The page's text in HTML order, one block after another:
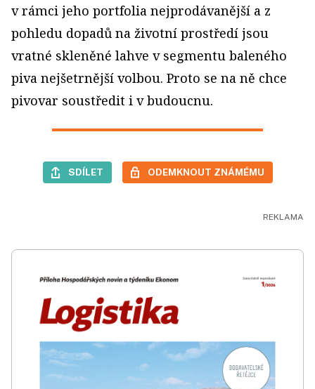
v rámci jeho portfolia nejprodávanější a z
pohledu dopadů na životní prostředí jsou
vratné skleněné lahve v segmentu baleného
piva nejšetrnější volbou. Proto se na ně chce
pivovar soustředit i v budoucnu.
SDÍLET ODEMKNOUT ZNÁMÉMU